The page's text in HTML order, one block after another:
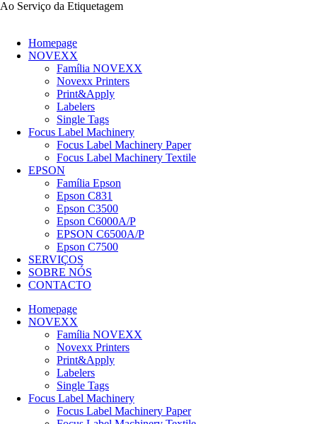
Ao Serviço da Etiquetagem
Homepage
NOVEXX
Família NOVEXX
Novexx Printers
Print&Apply
Labelers
Single Tags
Focus Label Machinery
Focus Label Machinery Paper
Focus Label Machinery Textile
EPSON
Família Epson
Epson C831
Epson C3500
Epson C6000A/P
EPSON C6500A/P
Epson C7500
SERVIÇOS
SOBRE NÓS
CONTACTO
Homepage
NOVEXX
Família NOVEXX
Novexx Printers
Print&Apply
Labelers
Single Tags
Focus Label Machinery
Focus Label Machinery Paper